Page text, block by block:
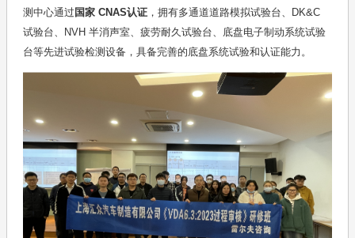
测中心通过 国家 CNAS认证 ，拥有多通道道路模拟试验台、DK&C
试验台、NVH 半消声室、疲劳耐久试验台、底盘电子制动系统试验
台等先进试验检测设备，具备完善的底盘系统试验和认证能力。